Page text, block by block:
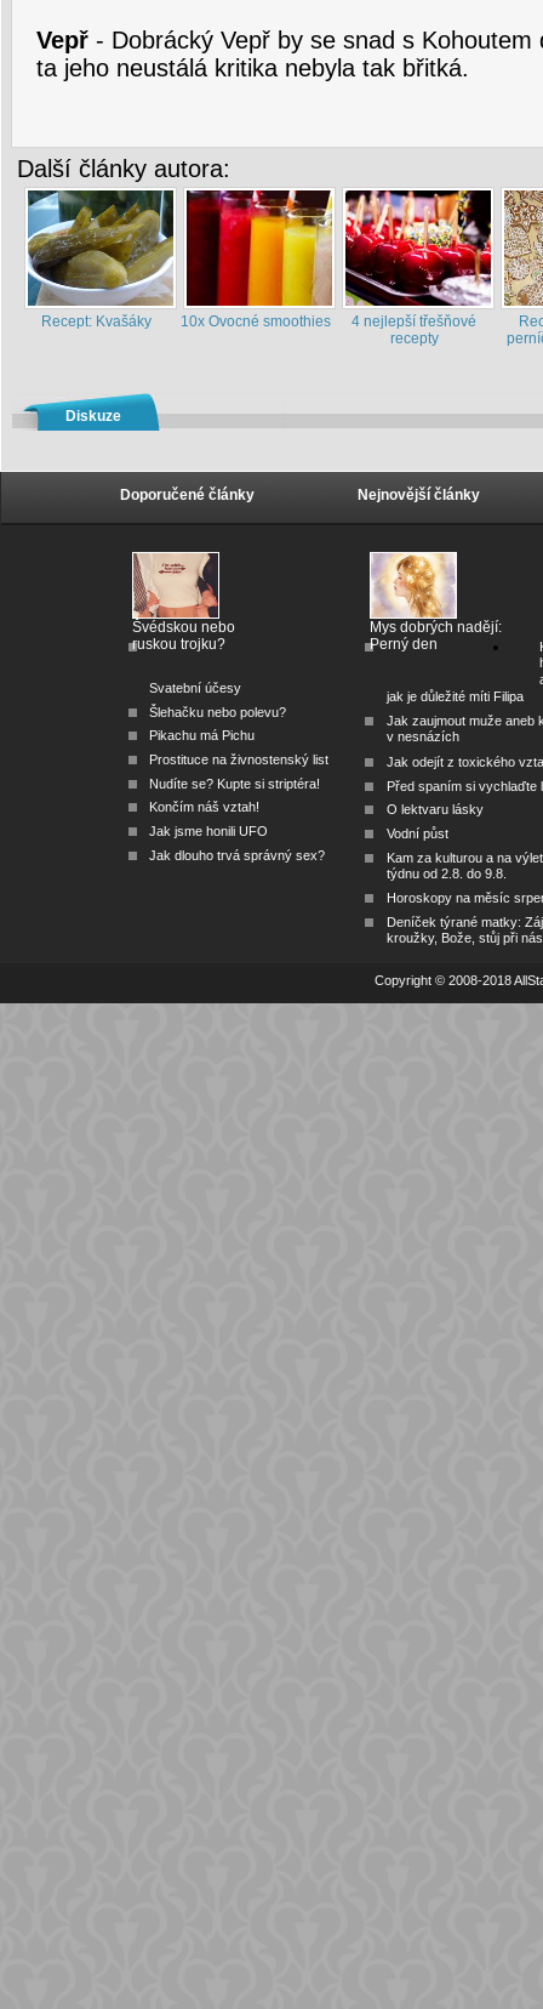
Vepř - Dobrácký Vepř by se snad s Kohoutem
ta jeho neustálá kritika nebyla tak břitká.
Další články autora:
Recept: Kvašáky 10x Ovocné smoothies
4 nejlepší třešňové
recepty
Diskuze
Doporučené články
Švédskou nebo
ruskou trojku?
Svatební účesy
Šlehačku nebo polevu?
Pikachu má Pichu
Prostituce na živnostenský list
Nudíte se? Kupte si striptéra!
Končím náš vztah!
Jak jsme honili UFO
Jak dlouho trvá správný sex?
Nejnovější články
Mys dobrých nadějí:
Perný den
jak je důležité míti Filipa
Jak zaujmout muže aneb
v nesnázích
Jak odejít z toxického
Před spaním si vychlaďte
O lektvaru lásky
Vodní půst
Kam za kulturou a na
týdnu od 2.8. do 9.8.
Horoskopy na měsíc
Deníček týrané matky:
kroužky, Bože, stůj při nás
Copyright © 2008-2018